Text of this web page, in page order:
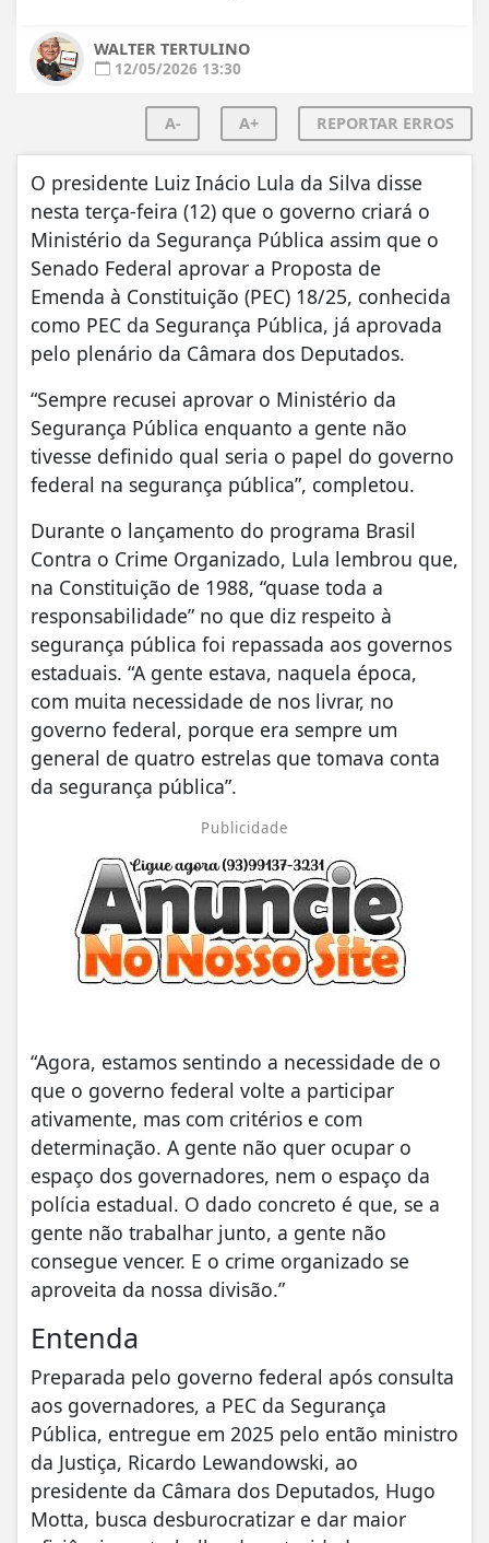
WALTER TERTULINO
12/05/2026 13:30
A- A+ REPORTAR ERROS
O presidente Luiz Inácio Lula da Silva disse
nesta terça-feira (12) que o governo criará o
Ministério da Segurança Pública assim que o
Senado Federal aprovar a Proposta de
Emenda à Constituição (PEC) 18/25, conhecida
como PEC da Segurança Pública, já aprovada
pelo plenário da Câmara dos Deputados.
“Sempre recusei aprovar o Ministério da
Segurança Pública enquanto a gente não
tivesse definido qual seria o papel do governo
federal na segurança pública”, completou.
Durante o lançamento do programa Brasil
Contra o Crime Organizado, Lula lembrou que,
na Constituição de 1988, “quase toda a
responsabilidade” no que diz respeito à
segurança pública foi repassada aos governos
estaduais. “A gente estava, naquela época,
com muita necessidade de nos livrar, no
governo federal, porque era sempre um
general de quatro estrelas que tomava conta
da segurança pública”.
Publicidade
“Agora, estamos sentindo a necessidade de o
que o governo federal volte a participar
ativamente, mas com critérios e com
determinação. A gente não quer ocupar o
espaço dos governadores, nem o espaço da
polícia estadual. O dado concreto é que, se a
gente não trabalhar junto, a gente não
consegue vencer. E o crime organizado se
aproveita da nossa divisão.”
Entenda
Preparada pelo governo federal após consulta
aos governadores, a PEC da Segurança
Pública, entregue em 2025 pelo então ministro
da Justiça, Ricardo Lewandowski, ao
presidente da Câmara dos Deputados, Hugo
Motta, busca desburocratizar e dar maior